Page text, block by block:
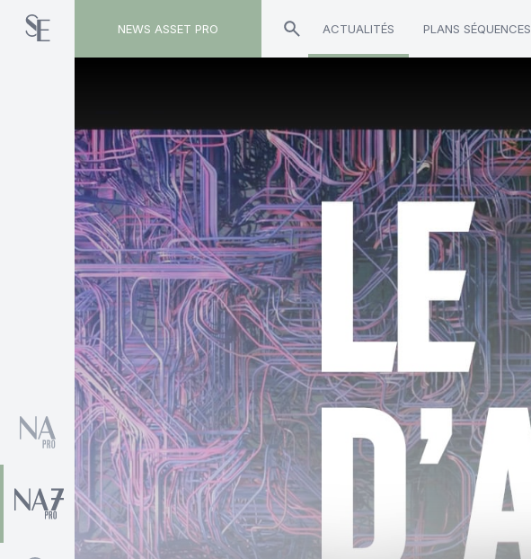
NEWS ASSET PRO ACTUALITÉS PLANS SÉQUENCES